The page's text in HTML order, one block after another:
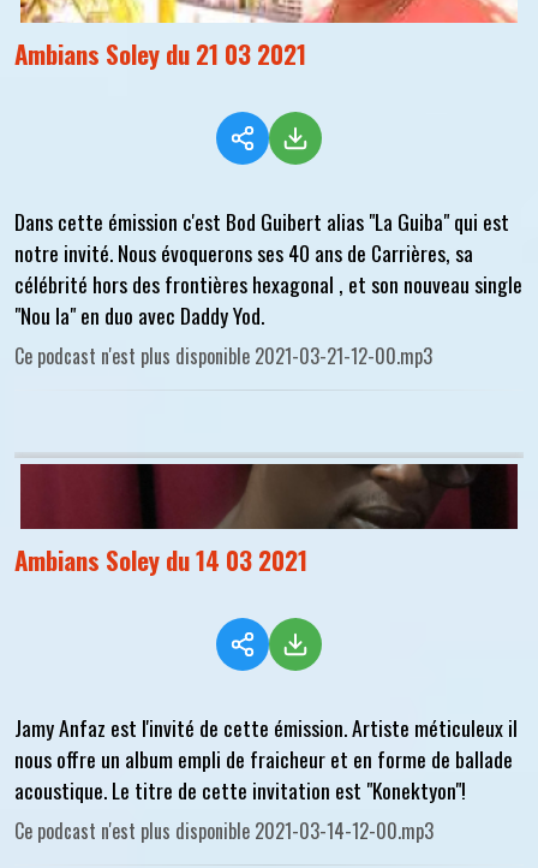
Ambians Soley du 21 03 2021
Dans cette émission c'est Bod Guibert alias "La Guiba" qui est
notre invité. Nous évoquerons ses 40 ans de Carrières, sa
célébrité hors des frontières hexagonal , et son nouveau single
"Nou la" en duo avec Daddy Yod.
Ce podcast n'est plus disponible 2021-03-21-12-00.mp3
Ambians Soley du 14 03 2021
Jamy Anfaz est l'invité de cette émission. Artiste méticuleux il
nous offre un album empli de fraicheur et en forme de ballade
acoustique. Le titre de cette invitation est "Konektyon"!
Ce podcast n'est plus disponible 2021-03-14-12-00.mp3